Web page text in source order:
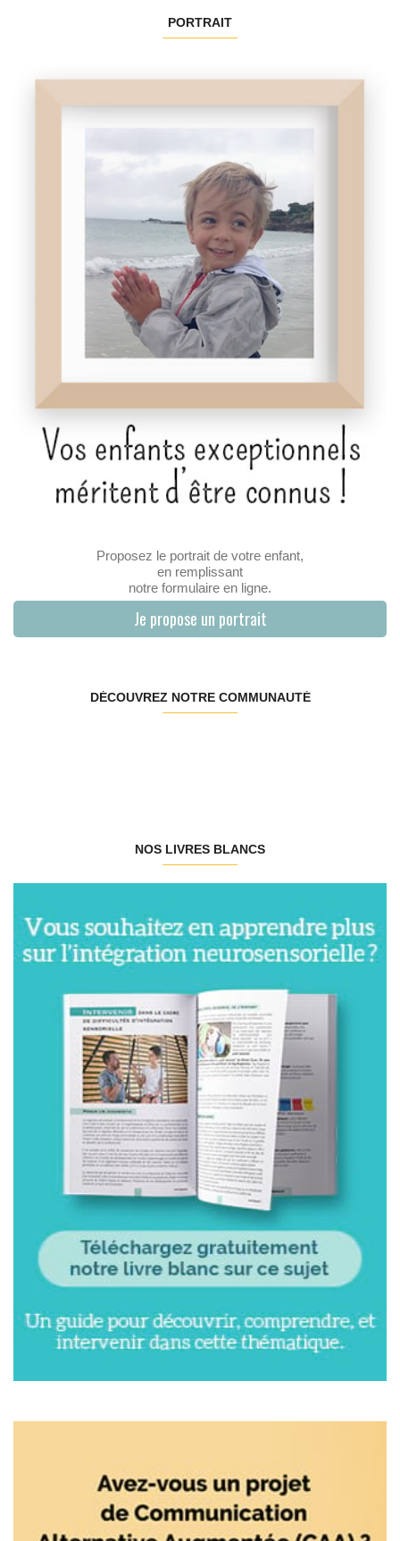
PORTRAIT
Proposez le portrait de votre enfant,
en remplissant
notre formulaire en ligne.
Je propose un portrait
DÉCOUVREZ NOTRE COMMUNAUTÉ
NOS LIVRES BLANCS